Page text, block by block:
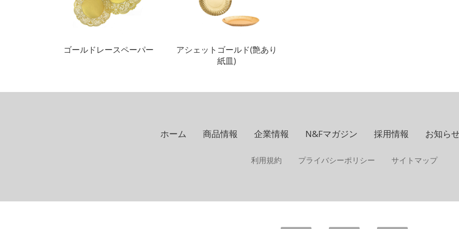
ゴールドレースペーパー
アシェットゴールド(艶あり
紙皿)
ホーム 商品情報 企業情報 N&Fマガジン 採用情報 お知ら
利用規約 プライバシーポリシー サイトマップ